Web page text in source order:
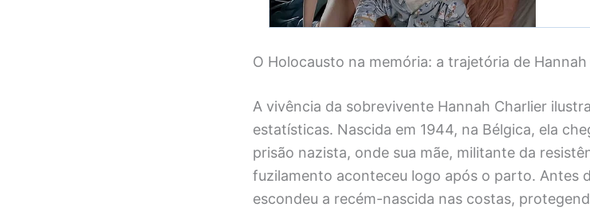
O Holocausto na memória: a trajetória de
A vivência da sobrevivente Hannah Charlier
estatísticas. Nascida em 1944, na Bélgica, ela
prisão nazista, onde sua mãe, militante da
fuzilamento aconteceu logo após o parto. Antes
escondeu a recém-nascida nas costas,